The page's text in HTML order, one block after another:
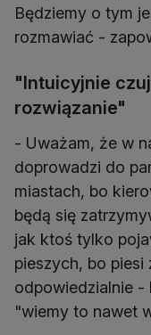
Będziemy o tym
rozmawiać -
"Intuicyjnie
rozwiązanie"
- Uważam, że w
doprowadzi do
miastach, bo
będą się
jak ktoś tylko
pieszych, bo piesi
odpowiedzialnie -
"wiemy to nawet